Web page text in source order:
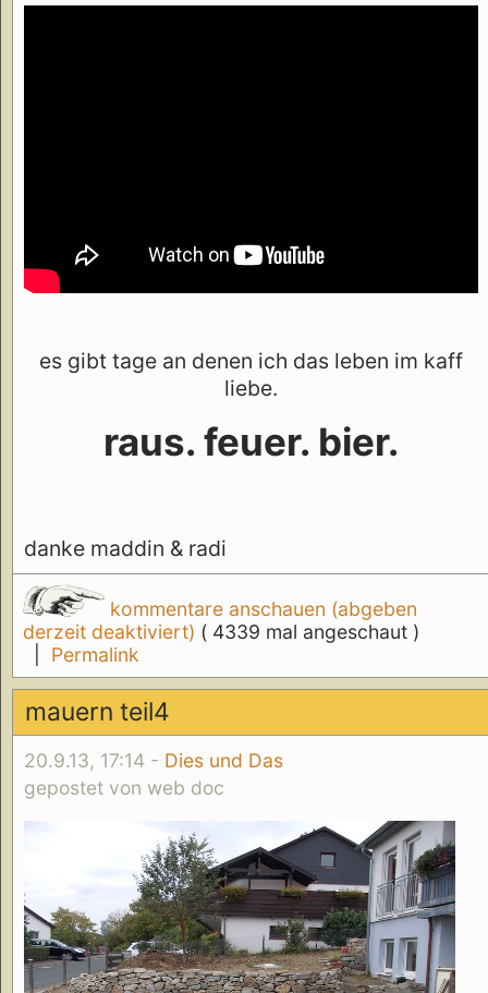
es gibt tage an denen ich das leben im kaff
liebe.
raus. feuer. bier.
danke maddin & radi
kommentare anschauen (abgeben
derzeit deaktiviert) ( 4339 mal angeschaut )
Permalink
mauern teil4
20.9.13, 17:14 - Dies und Das
gepostet von web doc